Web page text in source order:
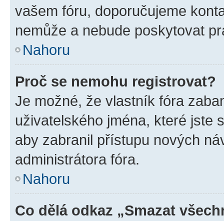
vašem fóru, doporučujeme
nemůže a nebude poskytovat
Nahoru
Proč se nemohu registrovat?
Je možné, že vlastník fóra
uživatelského jména, které jste
aby zabranil přístupu nových
administrátora fóra.
Nahoru
Co dělá odkaz „Smazat